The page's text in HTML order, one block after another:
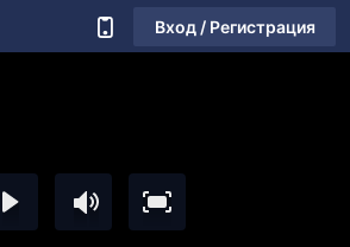
Вход / Регистрация